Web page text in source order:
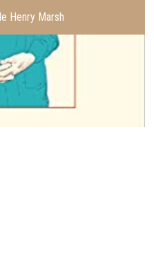
Henry Marsh